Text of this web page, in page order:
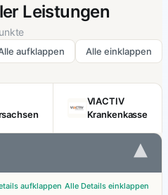
Leistungen
aufklappen Alle einklappen
VIACTIV
Krankenkasse
▾
aufklappen Alle Details einklappen